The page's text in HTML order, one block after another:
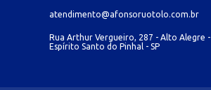
atendimento@afonsoruotolo.com.br
Rua Arthur Vergueiro, 287 - Alto Alegre -
Espírito Santo do Pinhal - SP